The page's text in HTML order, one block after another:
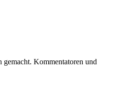
Kommentatoren und